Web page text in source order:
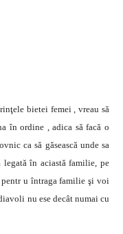
bietei femei , vreau să
în ordine , adica să facă o
ca să găsească unde sa
în aciastă familie, pe
pentr u întraga familie şi voi
nu ese decât numai cu